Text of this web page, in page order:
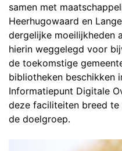
samen met
Heerhugowaard en
dergelijke moeilijkheden
hierin weggelegd voor
de toekomstige
bibliotheken beschikken
Informatiepunt Digitale
deze faciliteiten breed
de doelgroep.